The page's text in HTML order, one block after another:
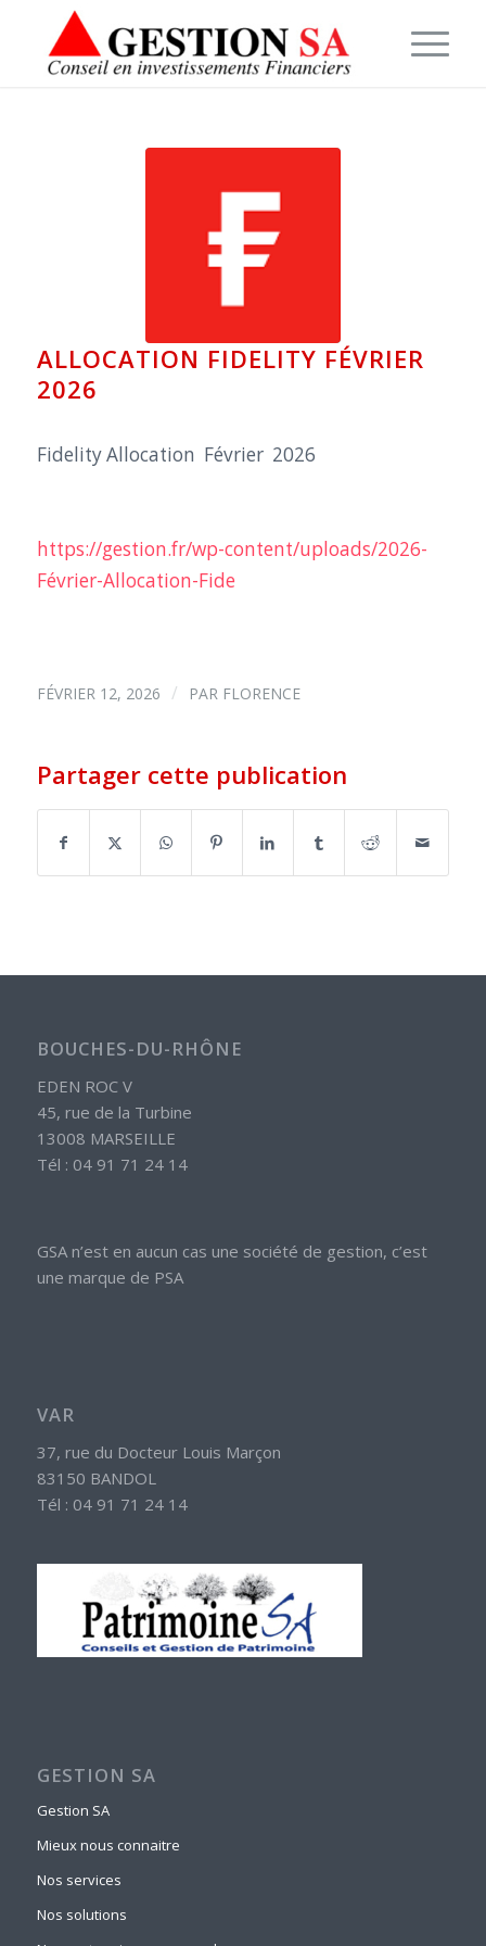
ALLOCATION FIDELITY FÉVRIER
2026
Fidelity Allocation Février 2026
https://gestion.fr/wp-content/uploads/2026-
Février-Allocation-Fide
FÉVRIER 12, 2026 / PAR FLORENCE
Partager cette publication
BOUCHES-DU-RHÔNE
EDEN ROC V
45, rue de la Turbine
13008 MARSEILLE
Tél : 04 91 71 24 14
GSA n’est en aucun cas une société de gestion, c’est
une marque de PSA
VAR
37, rue du Docteur Louis Marçon
83150 BANDOL
Tél : 04 91 71 24 14
GESTION SA
Gestion SA
Mieux nous connaitre
Nos services
Nos solutions